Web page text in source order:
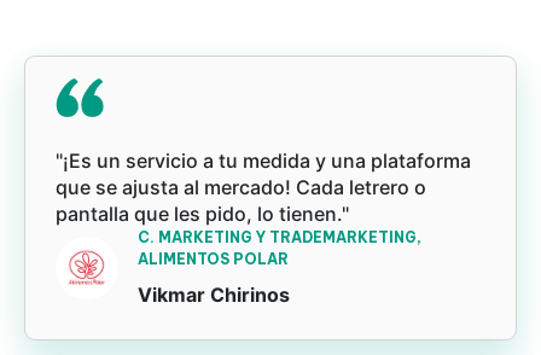
"¡Es un servicio a tu medida y una plataforma
que se ajusta al mercado! Cada letrero o
pantalla que les pido, lo tienen."
C. MARKETING Y TRADEMARKETING,
ALIMENTOS POLAR
Vikmar Chirinos